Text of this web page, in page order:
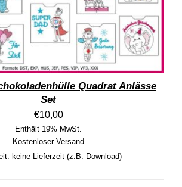
Quadrat Anlässe
Set
€10,00
Enthält 19% MwSt.
Kostenloser Versand
keine Lieferzeit (z.B. Download)